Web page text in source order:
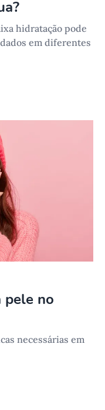
hidratação pode
em diferentes
pele no
necessárias em